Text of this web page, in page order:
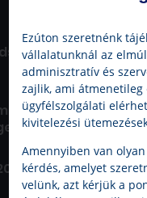
– miért és
Napelem
Ezúton szeretnénk
vállalatunknál az
adminisztratív és
zajlik, ami
ügyfélszolgálati
kivitelezési
Amennyiben van
kérdés, amelyet
velünk, azt kérjük a